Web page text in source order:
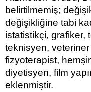
belirtilmemiş;
değişikliğine tabi
istatistikçi, grafiker,
teknisyen, veteriner
fizyoterapist,
diyetisyen, film
eklenmiştir.